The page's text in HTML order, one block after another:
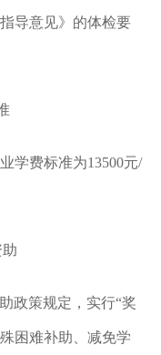
导意见》的体检要
学费标准为13500元/
政策规定，实行“奖
困难补助、减免学